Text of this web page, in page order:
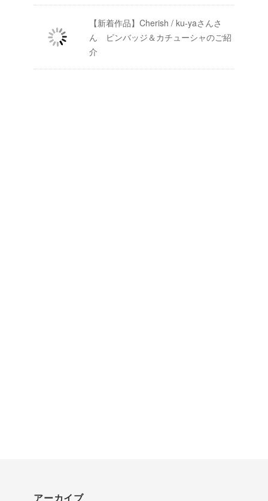
【新着作品】Cherish / ku-yaさんさ
ん ピンバッジ＆カチューシャのご紹
介
アーカイブ